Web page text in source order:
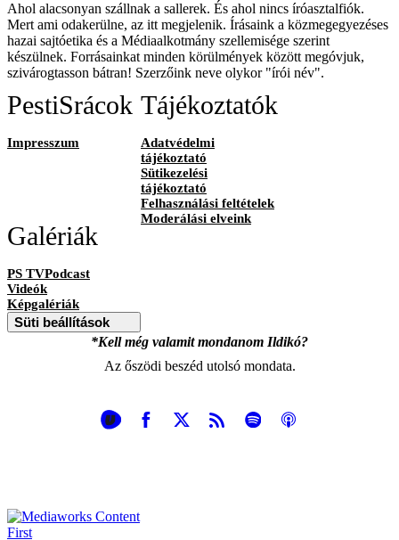
Ahol alacsonyan szállnak a sallerek. És ahol nincs íróasztalfiók.
Mert ami odakerülne, az itt megjelenik. Írásaink a közmegegyezéses
hazai sajtóetika és a Médiaalkotmány szellemisége szerint
készülnek. Forrásainkat minden körülmények között megóvjuk,
szivárogtasson bátran! Szerzőink neve olykor "írói név".
PestiSrácok
Impresszum
Tájékoztatók
Adatvédelmi
tájékoztató
Sütikezelési
tájékoztató
Felhasználási feltételek
Moderálási elveink
Galériák
PS TVPodcast
Videók
Képgalériák
Süti beállítások
*Kell még valamit mondanom Ildikó?
Az őszödi beszéd utolsó mondata.